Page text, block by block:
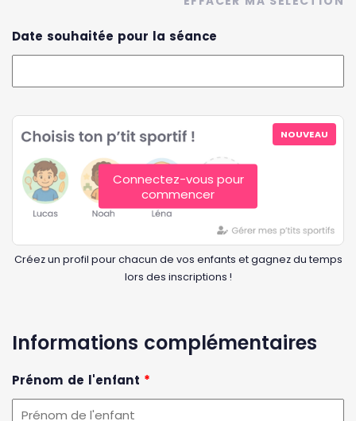
Date souhaitée pour la séance
NOUVEAU
Connectez-vous pour
commencer
Créez un profil pour chacun de vos enfants et gagnez du temps
lors des inscriptions !
Informations complémentaires
Prénom de l'enfant *